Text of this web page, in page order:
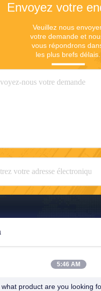
Envoyez votre
Veuillez nous
votre demande et
vous répondrons
les plus brefs délais.
Zhong Jian
Co., Ltd.
5:46 AM
product are you looking